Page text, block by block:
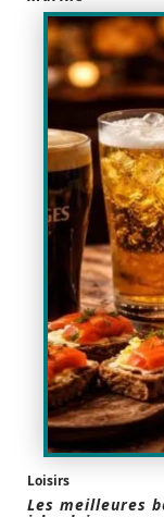
Loisirs
Les meilleures